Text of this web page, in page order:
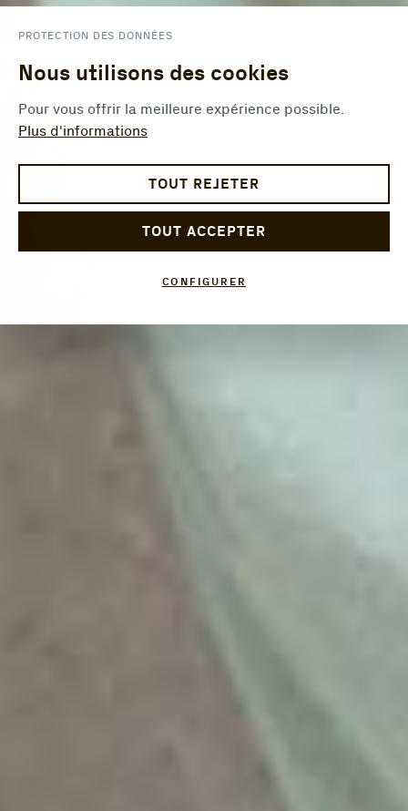
PROTECTION DES DONNÉES
Nous utilisons des cookies
Pour vous offrir la meilleure expérience possible.
Plus d'informations
TOUT REJETER
TOUT ACCEPTER
CONFIGURER